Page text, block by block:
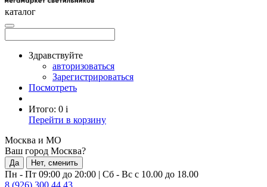
каталог
Здравствуйте
авторизоваться
Зарегистрироваться
Посмотреть
Итого: 0 i
Перейти в корзину
Москва и МО
Ваш город Москва?
Да Нет, сменить
Пн - Пт 09:00 до 20:00 | Сб - Вс с 10.00 до 18.00
8 (926) 300 44 43